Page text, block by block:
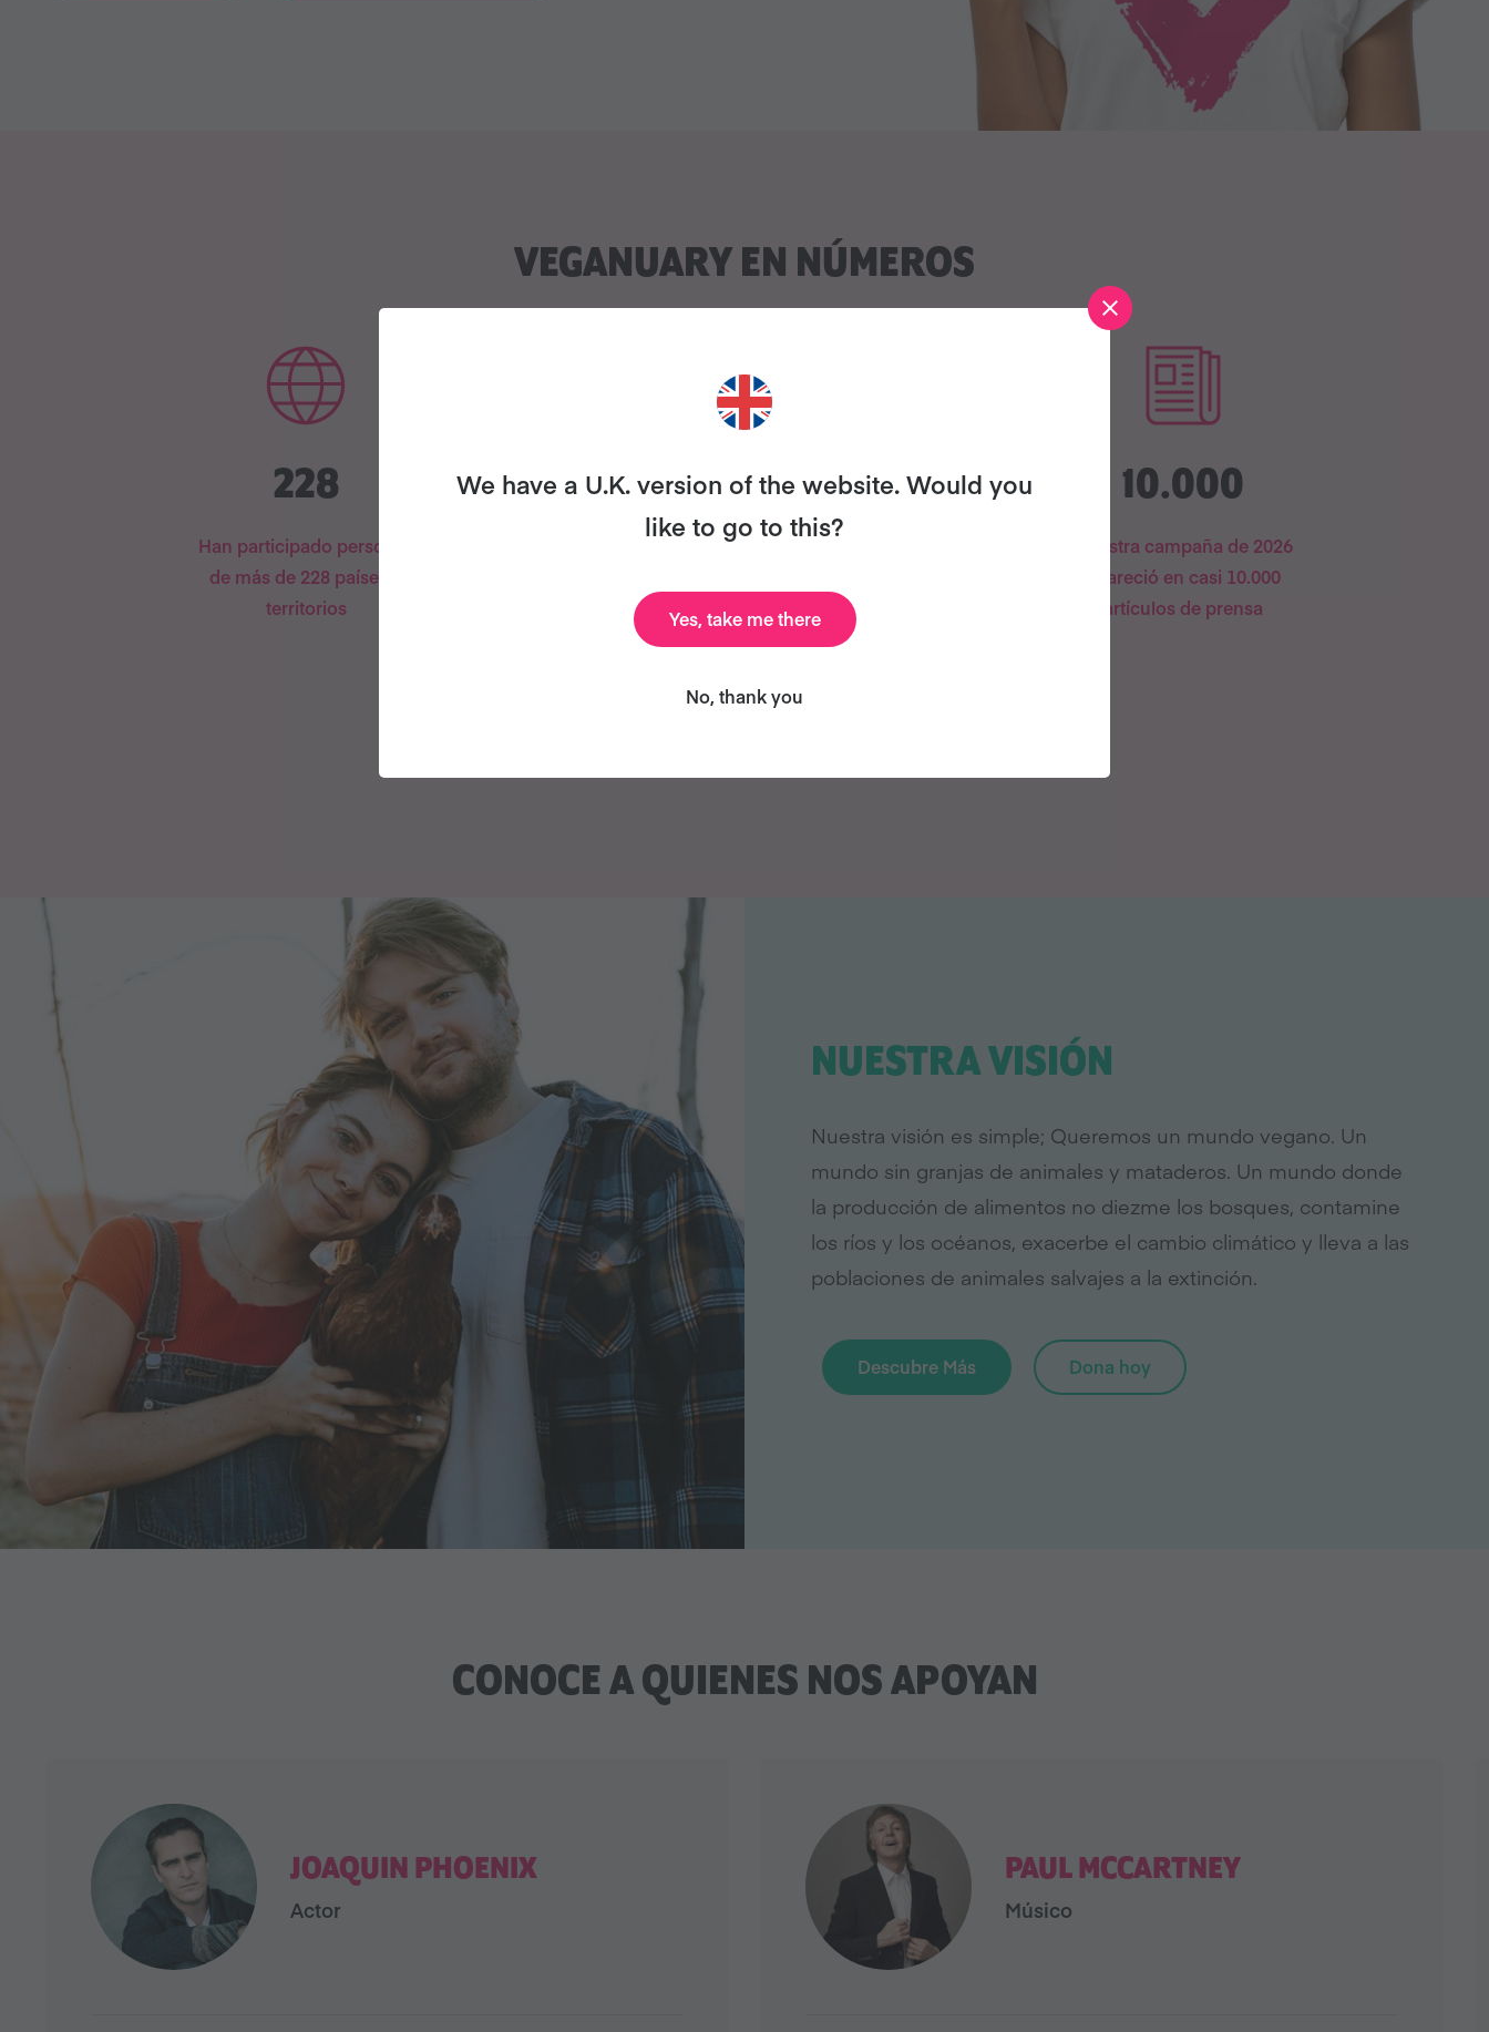
VEGANUARY EN NÚMEROS
228
Han participado personas
de más de 228 países y
territorios
1.187
platos veganos con
motivo de Veganuary 2026
98%
a un amigo
10.000
Nuestra campaña de 2026
apareció en casi 10.000
artículos de prensa
NUESTRA VISIÓN
Nuestra visión es simple; Queremos un mundo vegano. Un
mundo sin granjas de animales y mataderos. Un mundo donde
la producción de alimentos no diezme los bosques, contamine
los ríos y los océanos, exacerbe el cambio climático y lleva a las
poblaciones de animales salvajes a la extinción.
Descubre Más Dona hoy
CONOCE A QUIENES NOS APOYAN
JOAQUIN PHOENIX
Actor
PAUL MCCARTNEY
Músico
We have a U.K. version of the website. Would you
like to go to this?
Yes, take me there
No, thank you